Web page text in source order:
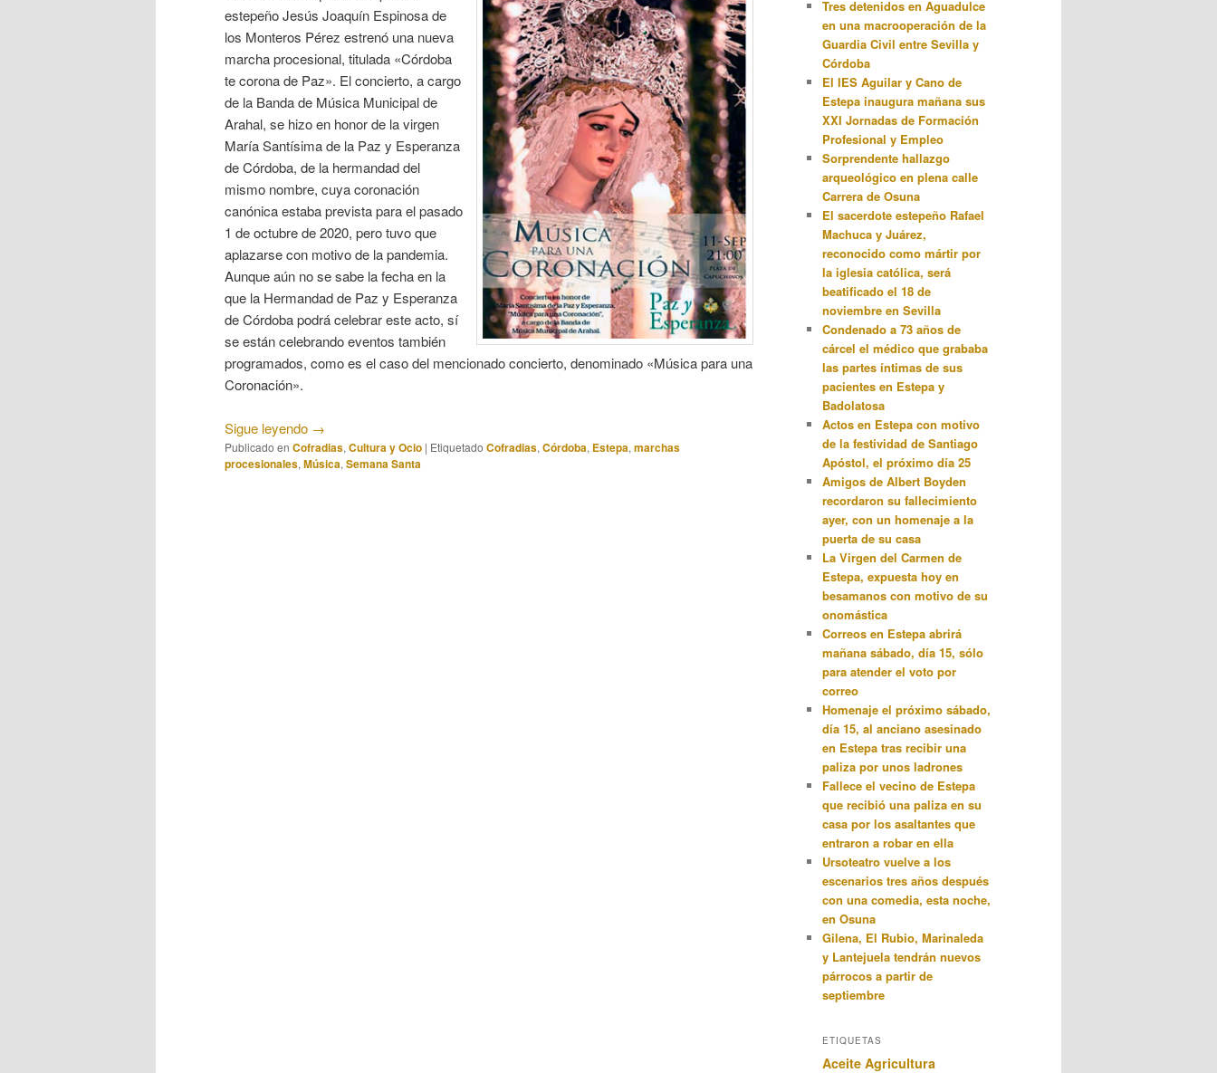
estepeño Jesús Joaquín Espinosa de
los Monteros Pérez estrenó una nueva
marcha procesional, titulada «Córdoba
te corona de Paz». El concierto, a cargo
de la Banda de Música Municipal de
Arahal, se hizo en honor de la virgen
María Santísima de la Paz y Esperanza
de Córdoba, de la hermandad del
mismo nombre, cuya coronación
canónica estaba prevista para el pasado
1 de octubre de 2020, pero tuvo que
aplazarse con motivo de la pandemia.
Aunque aún no se sabe la fecha en la
que la Hermandad de Paz y Esperanza
de Córdoba podrá celebrar este acto, sí
se están celebrando eventos también
programados, como es el caso del mencionado concierto, denominado «Música para una
Coronación».
Sigue leyendo →
Publicado en Cofradias,Cultura y Ocio | Etiquetado Cofradias,Córdoba, Estepa,marchas
procesionales,Música,Semana Santa
Tres detenidos en Aguadulce
en una macrooperación de la
Guardia Civil entre Sevilla y
Córdoba
El IES Aguilar y Cano de
Estepa inaugura mañana sus
XXI Jornadas de Formación
Profesional y Empleo
Sorprendente hallazgo
arqueológico en plena calle
Carrera de Osuna
El sacerdote estepeño Rafael
Machuca y Juárez,
reconocido como mártir por
la iglesia católica, será
beatificado el 18 de
noviembre en Sevilla
Condenado a 73 años de
cárcel el médico que grababa
las partes íntimas de sus
pacientes en Estepa y
Badolatosa
Actos en Estepa con motivo
de la festividad de Santiago
Apóstol, el próximo día 25
Amigos de Albert Boyden
recordaron su fallecimiento
ayer, con un homenaje a la
puerta de su casa
La Virgen del Carmen de
Estepa, expuesta hoy en
besamanos con motivo de su
onomástica
Correos en Estepa abrirá
mañana sábado, día 15, sólo
para atender el voto por
correo
Homenaje el próximo sábado,
día 15, al anciano asesinado
en Estepa tras recibir una
paliza por unos ladrones
Fallece el vecino de Estepa
que recibió una paliza en su
casa por los asaltantes que
entraron a robar en ella
Ursoteatro vuelve a los
escenarios tres años después
con una comedia, esta noche,
en Osuna
Gilena, El Rubio, Marinaleda
y Lantejuela tendrán nuevos
párrocos a partir de
septiembre
ETIQUETAS
Aceite Agricultura